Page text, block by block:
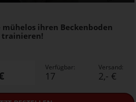
mühelos ihren Beckenboden
trainieren!
Verfügbar:
17
Versand:
2,- €